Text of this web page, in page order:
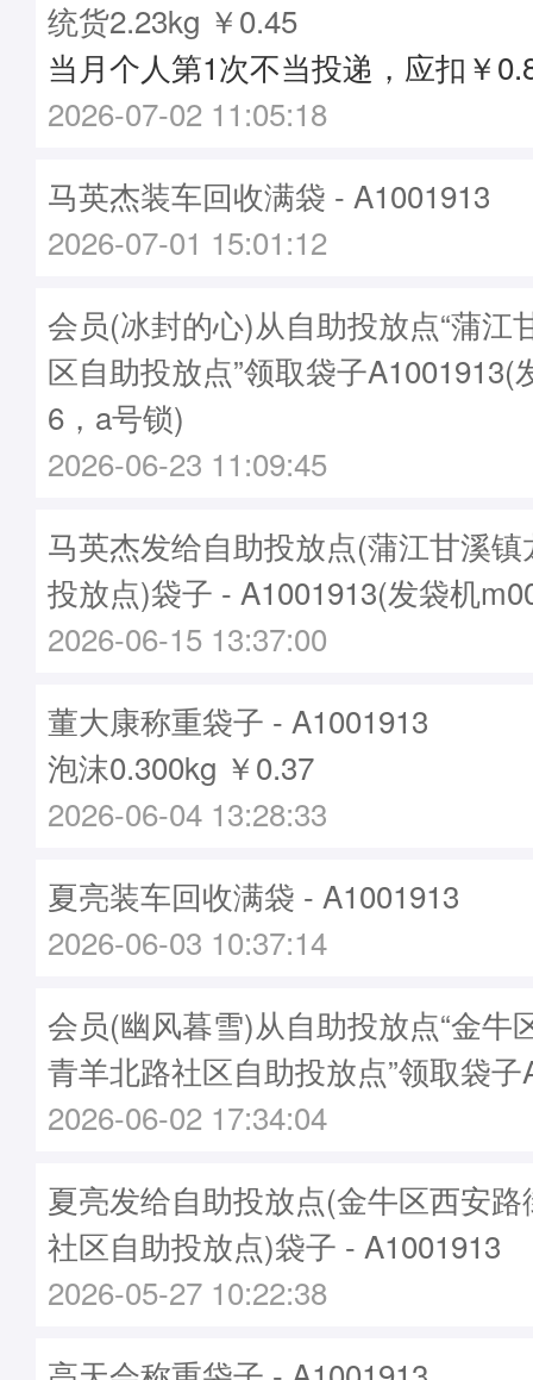
统货2.23kg ￥0.45
当月个人第1次不当投递，应扣￥
2026-07-02 11:05:18
马英杰装车回收满袋 - A1001913
2026-07-01 15:01:12
会员(冰封的心)从自助投放点“蒲江
区自助投放点”领取袋子A1001913(
6，a号锁)
2026-06-23 11:09:45
马英杰发给自助投放点(蒲江甘溪
投放点)袋子 - A1001913(发袋机
2026-06-15 13:37:00
董大康称重袋子 - A1001913
泡沫0.300kg ￥0.37
2026-06-04 13:28:33
夏亮装车回收满袋 - A1001913
2026-06-03 10:37:14
会员(幽风暮雪)从自助投放点“金牛
青羊北路社区自助投放点”领取袋子
2026-06-02 17:34:04
夏亮发给自助投放点(金牛区西安
社区自助投放点)袋子 - A1001913
2026-05-27 10:22:38